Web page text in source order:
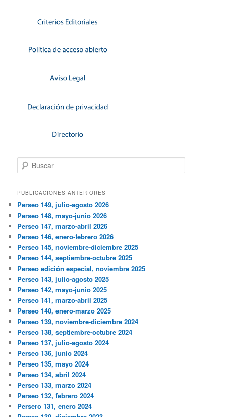
Buscar
PUBLICACIONES ANTERIORES
Perseo 149, julio-agosto 2026
Perseo 148, mayo-junio 2026
Perseo 147, marzo-abril 2026
Perseo 146, enero-febrero 2026
Perseo 145, noviembre-diciembre 2025
Perseo 144, septiembre-octubre 2025
Perseo edición especial, noviembre 2025
Perseo 143, julio-agosto 2025
Perseo 142, mayo-junio 2025
Perseo 141, marzo-abril 2025
Perseo 140, enero-marzo 2025
Perseo 139, noviembre-diciembre 2024
Perseo 138, septiembre-octubre 2024
Perseo 137, julio-agosto 2024
Perseo 136, junio 2024
Perseo 135, mayo 2024
Perseo 134, abril 2024
Perseo 133, marzo 2024
Perseo 132, febrero 2024
Persero 131, enero 2024